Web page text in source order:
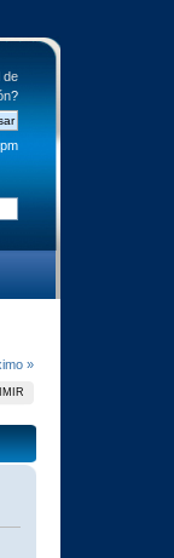
de
?
»